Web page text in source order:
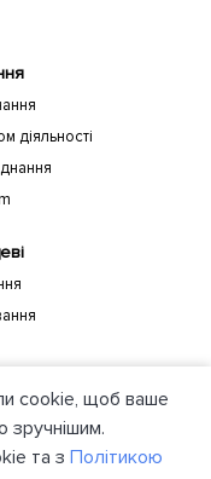
діяльності
88 Б Компанія
cookie, щоб ваше
зручнішим.
та з Політикою